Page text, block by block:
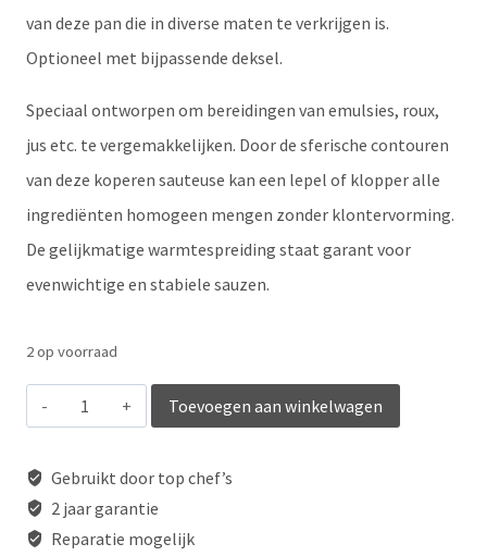
van deze pan die in diverse maten te verkrijgen is.
Optioneel met bijpassende deksel.
Speciaal ontworpen om bereidingen van emulsies, roux,
jus etc. te vergemakkelijken. Door de sferische contouren
van deze koperen sauteuse kan een lepel of klopper alle
ingrediënten homogeen mengen zonder klontervorming.
De gelijkmatige warmtespreiding staat garant voor
evenwichtige en stabiele sauzen.
2 op voorraad
Sauteerpan
24cm
aantal
Toevoegen aan winkelwagen
Gebruikt door top chef’s
2 jaar garantie
Reparatie mogelijk